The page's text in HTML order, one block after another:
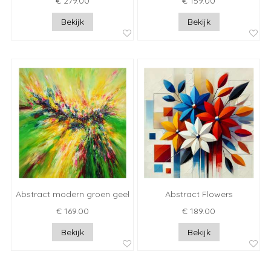
Bekijk
Bekijk
Abstract modern groen geel
€ 169.00
Bekijk
Abstract Flowers
€ 189.00
Bekijk